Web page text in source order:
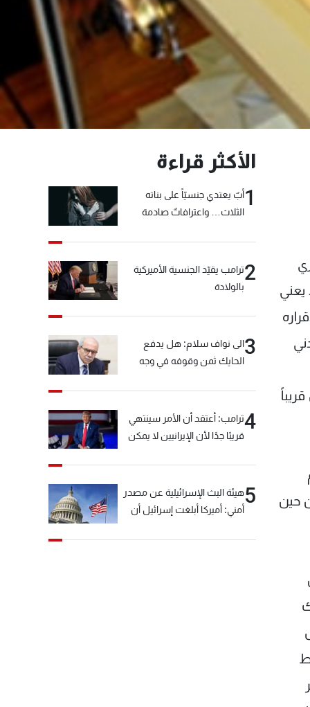
الذي سيعقد في 27 الجاري
يعني
حين
الأكثر قراءة
1أبٌ يعتدي جنسيّاً على بناته
الثلاث… واعترافاتٌ صادمة
2ترامب يقيّد الجنسية الأميركية
بالولادة
3الى نواف سلام: هل يدفع
الحايك ثمن وقوفه في وجه
4ترامب: أعتقد أن الأمر سينتهي
قريبًا جدًا لأن الإيرانيين لا يمكن
5هيئة البث الإسرائيلية عن مصدر
أمني: أميركا أبلغت إسرائيل أن